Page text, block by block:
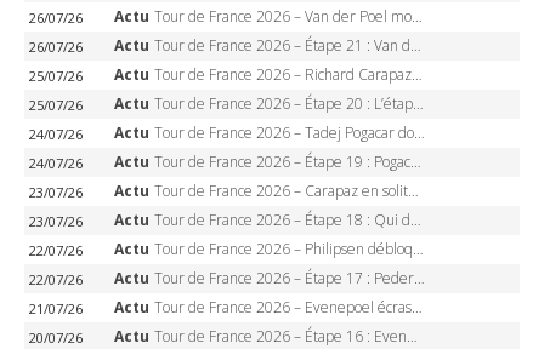
26/07/26 Actu Tour de France 2026 – Van der Poel monumental à Paris, Pogacar égale le record des cinq sacres
26/07/26 Actu Tour de France 2026 – Étape 21 : Van der Poel, Pogacar, qui succédera à Wout van Aert sur les Champs-Elysées ?
25/07/26 Actu Tour de France 2026 – Richard Carapaz roi des Alpes, doublé et maillot à pois, Seixas perd le podium
25/07/26 Actu Tour de France 2026 – Étape 20 : L’étape reine, Galibier, Sarenne, Alpe d’Huez, qui succédera à Pogacar ?
24/07/26 Actu Tour de France 2026 – Tadej Pogacar dompte l’Alpe d’Huez, 5e victoire, record de Pantani pulvérisé
24/07/26 Actu Tour de France 2026 – Étape 19 : Pogacar peut-il enfin dompter l’Alpe d’Huez ?
23/07/26 Actu Tour de France 2026 – Carapaz en solitaire à Orcières-Merlette, Paret-Peintre à un point du maillot à pois
23/07/26 Actu Tour de France 2026 – Étape 18 : Qui domptera Orcières-Merlette, première marche vers l’Alpe d’Huez ?
22/07/26 Actu Tour de France 2026 – Philipsen débloque son compteur à Voiron, Pedersen en danger pour le maillot vert
22/07/26 Actu Tour de France 2026 – Étape 17 : Pedersen peut-il verrouiller le maillot vert à Voiron ?
21/07/26 Actu Tour de France 2026 – Evenepoel écrase le chrono d’Évian, Seixas 4e, Lipowitz abandonne
20/07/26 Actu Tour de France 2026 – Étape 16 : Evenepoel, Pogacar, Ganna… qui domptera le chrono d’Évian pour redessiner le podium ?